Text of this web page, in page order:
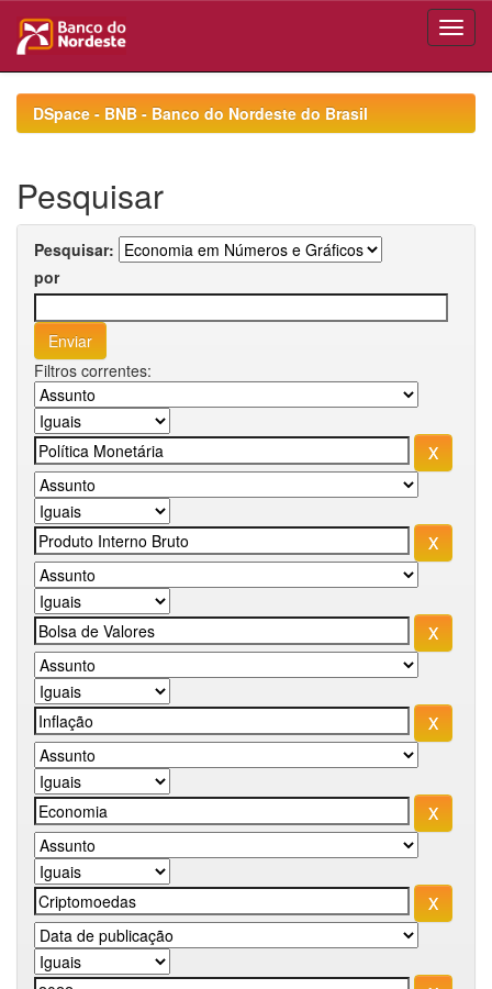
navigationDSpace - BNB - Banco do Nordeste do Brasil
Pesquisar
Pesquisar:
por
Filtros correntes: